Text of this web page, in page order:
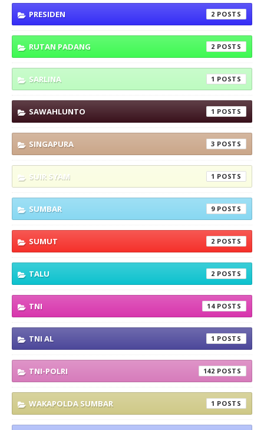
PRESIDEN 2
RUTAN PADANG 2
SARLINA 1
SAWAHLUNTO 1
SINGAPURA 3
SUIR SYAM 1
SUMBAR 9
SUMUT 2
TALU 2
TNI 14
TNI AL 1
TNI-POLRI 142
WAKAPOLDA SUMBAR 1